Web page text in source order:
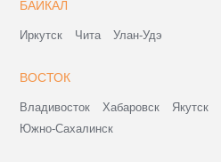
БАЙКАЛ
Иркутск Чита Улан-Удэ
ВОСТОК
Владивосток Хабаровск Якутск
Южно-Сахалинск